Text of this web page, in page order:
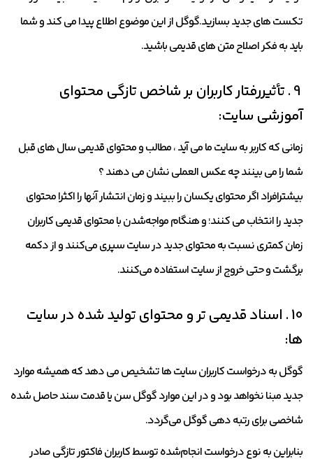
تکست های جدید بسازید.گوگل از این موضوع اطلاع پیدا می کند و شما
باید به فکر اصلاح متن های قدیمی باشید.
9 . تأثیررفتار کاربران بر شاخص تازگی محتوای
آموزشی سایت:
زمانی که کاربر به سایت ما می آید ، مطالب و محتوای قدیمی سال های قبل
شما را می بینند چه عکس العملی نشان می دهند ؟
بیشترافراد اگر محتوای یکسان را ببیند و زمان انتشار آنها را اکثرا محتوای
جدید را انتخاب می کنند؛ و هنگام مواجه‌شدن با محتوای قدیمی کاربران
زمان کمتری نسبت به محتوای جدید در سایت سپری می‌کنند و از دکمه
برگشت و حتی خروج از سایت استفاده می‌کنند.
10 . اسناد قدیمی تر و محتوای تولید شده در سایت
ها:
گوگل به درخواست کاربران سایت ها تشخیص می دهد که همیشه موارد
جدید مبنا نخواهد بود و در این موارد گوگل سن یا قدمت سند حاصل شده
شاخصی برای رتبه دهی گوگل می‌گردد.
بنابراین به نوع درخواست انجام‌شده توسط کاربران فاکتور تازگی صادر